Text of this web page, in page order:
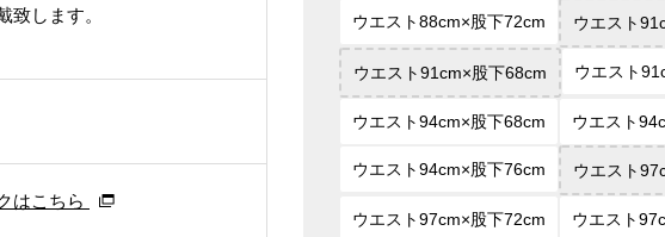
致します。
はこちら
ウエスト88cm×股下72cm ウエスト
ウエスト91cm×股下68cm ウエスト
ウエスト94cm×股下68cm ウエスト
ウエスト94cm×股下76cm ウエスト
ウエスト97cm×股下72cm ウエスト